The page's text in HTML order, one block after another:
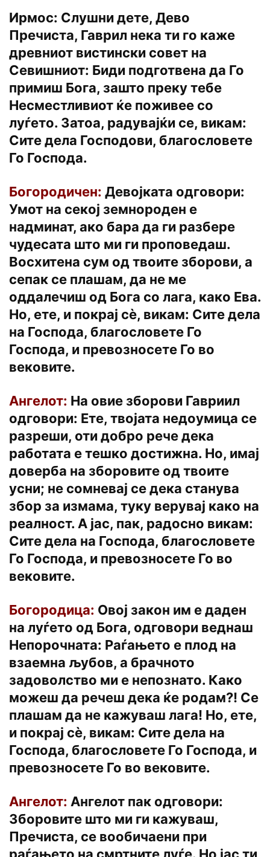
Ирмос: Слушни дете, Дево
Пречиста, Гаврил нека ти го каже
древниот вистински совет на
Севишниот: Биди подготвена да Го
примиш Бога, зашто преку тебе
Несместливиот ќе поживее со
луѓето. Затоа, радувајќи се, викам:
Сите дела Господови, благословете
Го Господа.
Богородичен: Девојката одговори:
Умот на секој земнороден е
надминат, ако бара да ги разбере
чудесата што ми ги проповедаш.
Восхитена сум од твоите зборови, а
сепак се плашам, да не ме
оддалечиш од Бога со лага, како Ева.
Но, ете, и покрај сѐ, викам: Сите дела
на Господа, благословете Го
Господа, и превозносете Го во
вековите.
Ангелот: На овие зборови Гавриил
одговори: Ете, твојата недоумица се
разреши, оти добро рече дека
работата е тешко достижна. Но, имај
доверба на зборовите од твоите
усни; не сомневај се дека станува
збор за измама, туку верувај како на
реалност. А јас, пак, радосно викам:
Сите дела на Господа, благословете
Го Господа, и превозносете Го во
вековите.
Богородица: Овој закон им е даден
на луѓето од Бога, одговори веднаш
Непорочната: Раѓањето е плод на
взаемна љубов, а брачното
задоволство ми е непознато. Како
можеш да речеш дека ќе родам?! Се
плашам да не кажуваш лага! Но, ете,
и покрај сѐ, викам: Сите дела на
Господа, благословете Го Господа, и
превозносете Го во вековите.
Ангелот: Ангелот пак одговори:
Зборовите што ми ги кажуваш,
Пречиста, се вообичаени при